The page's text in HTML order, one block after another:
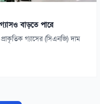
বাড়তে পারে
গ্যাসের (সিএনজি) দাম